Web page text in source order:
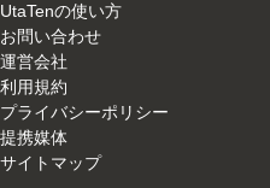
UtaTenの使い方
お問い合わせ
運営会社
利用規約
プライバシーポリシー
提携媒体
サイトマップ